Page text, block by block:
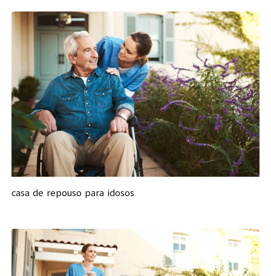
casa de repouso para idosos